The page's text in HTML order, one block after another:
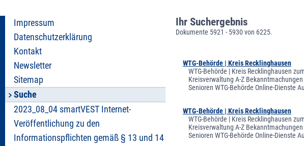
Impressum
Datenschutzerklärung
Kontakt
Newsletter
Sitemap
Suche
2023_08_04 smartVEST Internet-
Veröffentlichung zu den
Informationspflichten gemäß § 13 und 14
Ihr Suchergebnis
Dokumente 5921 - 5930 von 6225.
WTG-Behörde | Kreis Recklinghausen
WTG-Behörde | Kreis Recklinghausen
Kreisverwaltung A-Z
Senioren WTG-Behörde Online-Dienste
WTG-Behörde | Kreis Recklinghausen
WTG-Behörde | Kreis Recklinghausen
Kreisverwaltung A-Z
Senioren WTG-Behörde Online-Dienste